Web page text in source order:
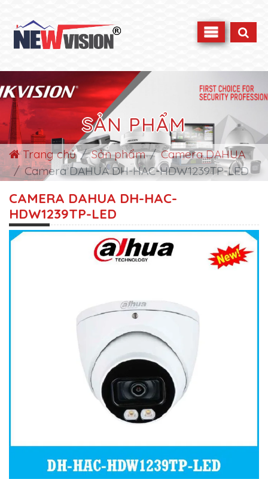
SẢN PHẨM
Trang chủ Sản phẩm
Camera DAHUA
Camera DAHUA DH-HAC-HDW1239TP-LED
CAMERA DAHUA DH-HAC-
HDW1239TP-LED